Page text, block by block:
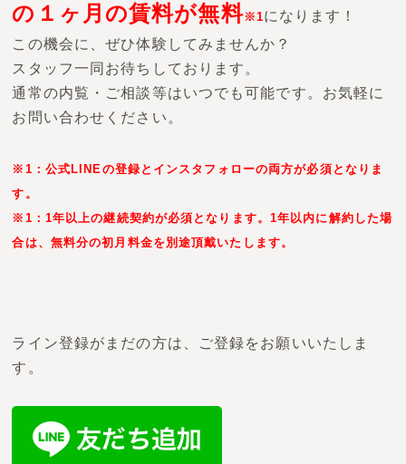
の１ヶ月の賃料が無料※1になります！
この機会に、ぜひ体験してみませんか？
スタッフ一同お待ちしております。
通常の内覧・ご相談等はいつでも可能です。お気軽に
お問い合わせください。
※1：公式LINEの登録とインスタフォローの両方が必須となりま
す。
※1：1年以上の継続契約が必須となります。1年以内に解約した場
合は、無料分の初月料金を別途頂戴いたします。
ライン登録がまだの方は、ご登録をお願いいたしま
す。